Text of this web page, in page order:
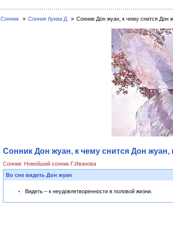
Сонник Сонник буква Д Сонник Дон жуан, к чему снится Дон
Сонник Дон жуан, к чему снится Дон жуан,
Сонник: Новейший сонник Г.Иванова
Во сне видеть Дон жуан
Видеть – к неудовлетворенности в половой жизни.